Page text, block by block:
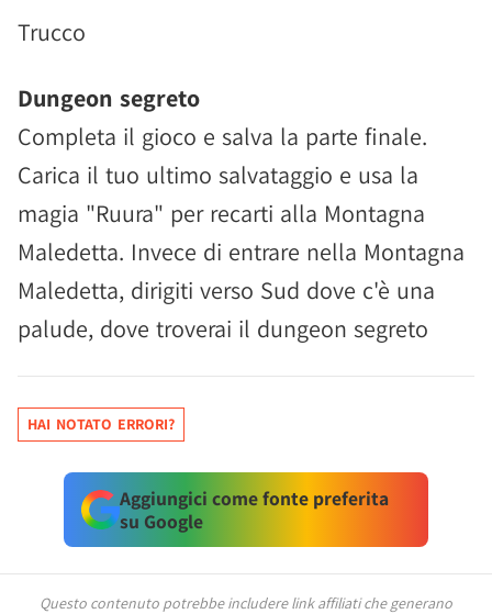
Trucco
Dungeon segreto
Completa il gioco e salva la parte finale.
Carica il tuo ultimo salvataggio e usa la
magia "Ruura" per recarti alla Montagna
Maledetta. Invece di entrare nella Montagna
Maledetta, dirigiti verso Sud dove c'è una
palude, dove troverai il dungeon segreto
HAI NOTATO ERRORI?
Aggiungici come fonte preferita
su Google
Questo contenuto potrebbe includere link affiliati che generano